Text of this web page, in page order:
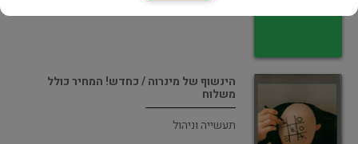
הינשוף של מינרוה / כחדש! המחיר כולל
משלוח
תעשייה וניהול